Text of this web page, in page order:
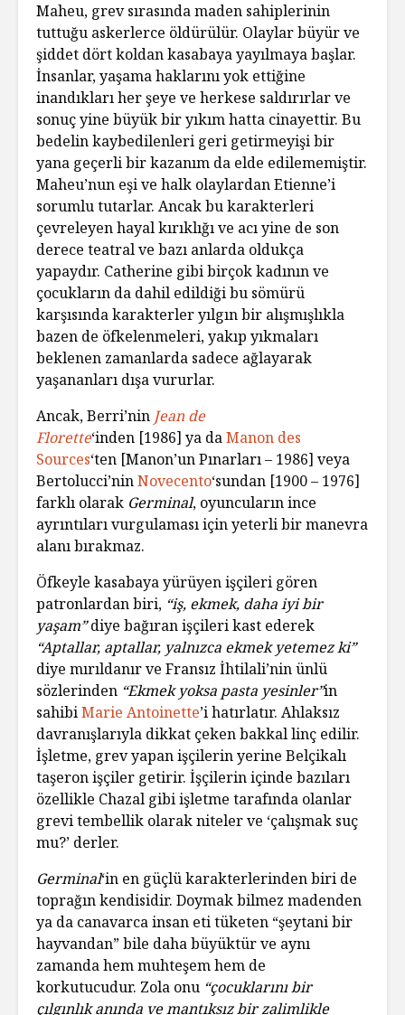
Maheu, grev sırasında maden sahiplerinin
tuttuğu askerlerce öldürülür. Olaylar büyür ve
şiddet dört koldan kasabaya yayılmaya başlar.
İnsanlar, yaşama haklarını yok ettiğine
inandıkları her şeye ve herkese saldırırlar ve
sonuç yine büyük bir yıkım hatta cinayettir. Bu
bedelin kaybedilenleri geri getirmeyişi bir
yana geçerli bir kazanım da elde edilememiştir.
Maheu’nun eşi ve halk olaylardan Etienne’i
sorumlu tutarlar. Ancak bu karakterleri
çevreleyen hayal kırıklığı ve acı yine de son
derece teatral ve bazı anlarda oldukça
yapaydır. Catherine gibi birçok kadının ve
çocukların da dahil edildiği bu sömürü
karşısında karakterler yılgın bir alışmışlıkla
bazen de öfkelenmeleri, yakıp yıkmaları
beklenen zamanlarda sadece ağlayarak
yaşananları dışa vururlar.
Ancak, Berri’nin Jean de
Florette‘inden [1986] ya daManon des
Sources‘ten [Manon’un Pınarları – 1986] veya
Bertolucci’ninNovecento‘sundan [1900 – 1976]
farklı olarak Germinal, oyuncuların ince
ayrıntıları vurgulaması için yeterli bir manevra
alanı bırakmaz.
Öfkeyle kasabaya yürüyen işçileri gören
patronlardan biri, “iş, ekmek, daha iyi bir
yaşam”diye bağıran işçileri kast ederek
“Aptallar, aptallar, yalnızca ekmek yetemez ki”
diye mırıldanır ve Fransız İhtilali’nin ünlü
sözlerinden “Ekmek yoksa pasta yesinler”in
sahibiMarie Antoinette’i hatırlatır. Ahlaksız
davranışlarıyla dikkat çeken bakkal linç edilir.
İşletme, grev yapan işçilerin yerine Belçikalı
taşeron işçiler getirir. İşçilerin içinde bazıları
özellikle Chazal gibi işletme tarafında olanlar
grevi tembellik olarak niteler ve ‘çalışmak suç
mu?’ derler.
Germinal‘in en güçlü karakterlerinden biri de
toprağın kendisidir. Doymak bilmez madenden
ya da canavarca insan eti tüketen “şeytani bir
hayvandan” bile daha büyüktür ve aynı
zamanda hem muhteşem hem de
korkutucudur. Zola onu “çocuklarını bir
çılgınlık anında ve mantıksız bir zalimlikle